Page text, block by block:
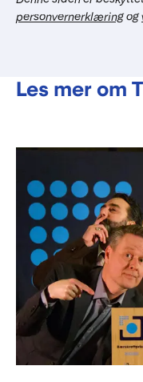
personvernerklæringog
Les mer om